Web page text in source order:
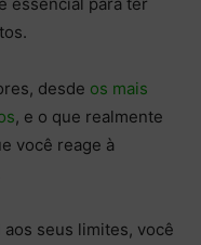
desde os mais
, e o que realmente
você reage à
seus limites, você